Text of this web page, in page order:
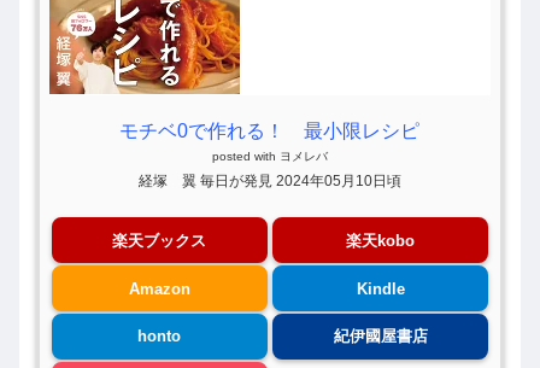
モチベ0で作れる！ 最小限レシピ
posted with ヨメレバ
経塚 翼 毎日が発見 2024年05月10日頃
楽天ブックス 楽天kobo
Amazon Kindle
honto 紀伊國屋書店